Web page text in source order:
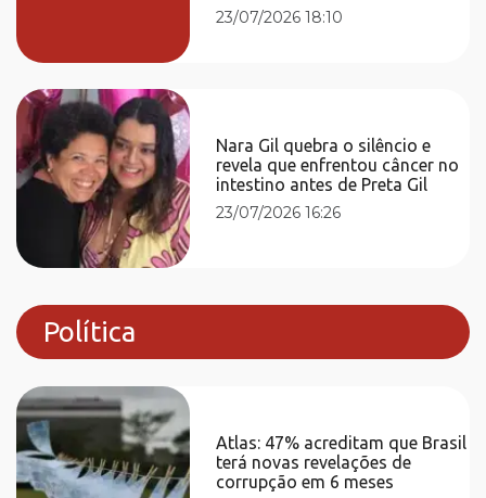
23/07/2026 18:10
Nara Gil quebra o silêncio e
revela que enfrentou câncer no
intestino antes de Preta Gil
23/07/2026 16:26
Política
Atlas: 47% acreditam que Brasil
terá novas revelações de
corrupção em 6 meses